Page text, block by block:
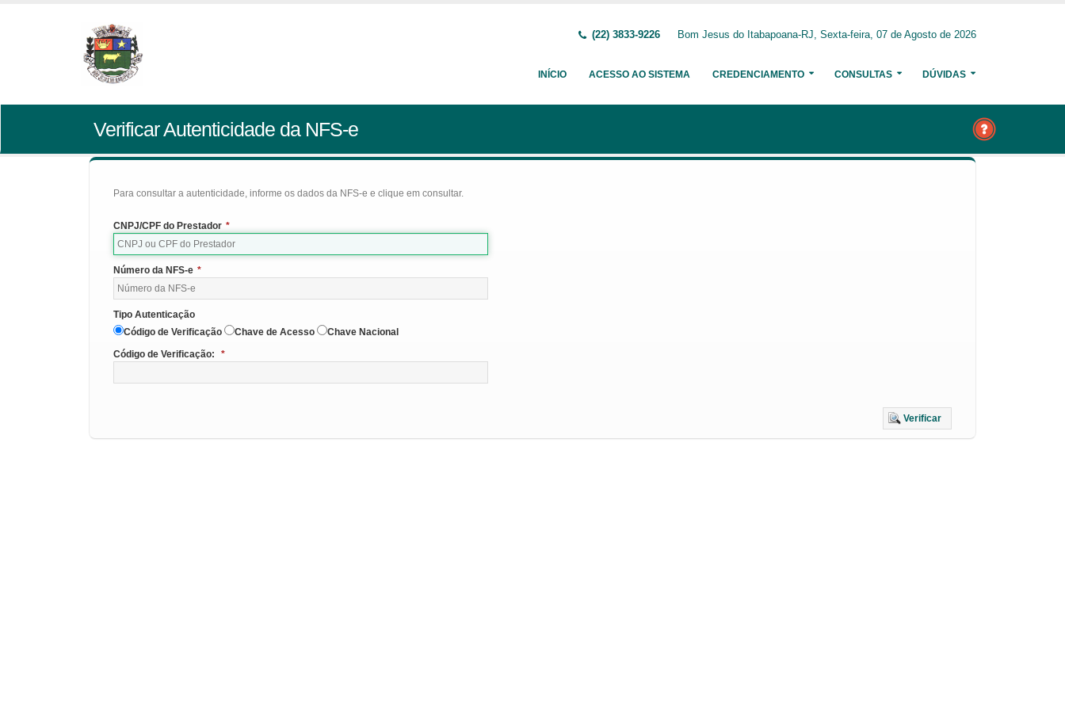
(22) 3833-9226 Bom Jesus do Itabapoana-RJ, Sexta-feira, 07 de Agosto de 2026
INÍCIO ACESSO AO SISTEMA CREDENCIAMENTO CONSULTAS DÚVIDAS
Verificar Autenticidade da NFS-e
Para consultar a autenticidade, informe os dados da NFS-e e clique em consultar.
CNPJ/CPF do Prestador *
Número da NFS-e *
Tipo Autenticação
Código de Verificação
Chave de Acesso
Chave Nacional
Código de Verificação:
*
Verificar